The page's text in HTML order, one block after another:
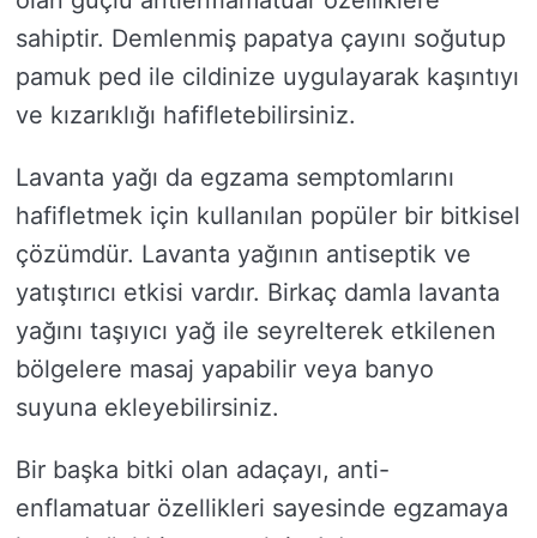
sahiptir. Demlenmiş papatya çayını soğutup
pamuk ped ile cildinize uygulayarak kaşıntıyı
ve kızarıklığı hafifletebilirsiniz.
Lavanta yağı da egzama semptomlarını
hafifletmek için kullanılan popüler bir bitkisel
çözümdür. Lavanta yağının antiseptik ve
yatıştırıcı etkisi vardır. Birkaç damla lavanta
yağını taşıyıcı yağ ile seyrelterek etkilenen
bölgelere masaj yapabilir veya banyo
suyuna ekleyebilirsiniz.
Bir başka bitki olan adaçayı, anti-
enflamatuar özellikleri sayesinde egzamaya